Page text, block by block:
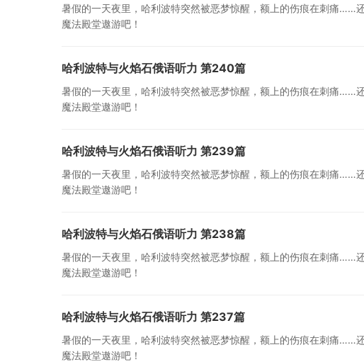
暑假的一天夜里，哈利波特突然被恶梦惊醒，额上的伤痕在刺痛……
魔法殿堂遨游吧！
哈利波特与火焰石俄语听力 第240篇
暑假的一天夜里，哈利波特突然被恶梦惊醒，额上的伤痕在刺痛……
魔法殿堂遨游吧！
哈利波特与火焰石俄语听力 第239篇
暑假的一天夜里，哈利波特突然被恶梦惊醒，额上的伤痕在刺痛……
魔法殿堂遨游吧！
哈利波特与火焰石俄语听力 第238篇
暑假的一天夜里，哈利波特突然被恶梦惊醒，额上的伤痕在刺痛……
魔法殿堂遨游吧！
哈利波特与火焰石俄语听力 第237篇
暑假的一天夜里，哈利波特突然被恶梦惊醒，额上的伤痕在刺痛……
魔法殿堂遨游吧！